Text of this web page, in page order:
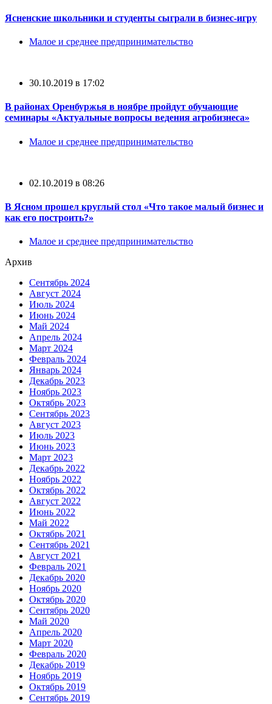
Ясненские школьники и студенты сыграли в бизнес-игру
Малое и среднее предпринимательство
30.10.2019 в 17:02
В районах Оренбуржья в ноябре пройдут обучающие
семинары «Актуальные вопросы ведения агробизнеса»
Малое и среднее предпринимательство
02.10.2019 в 08:26
В Ясном прошел круглый стол «Что такое малый бизнес и
как его построить?»
Малое и среднее предпринимательство
Архив
Сентябрь 2024
Август 2024
Июль 2024
Июнь 2024
Май 2024
Апрель 2024
Март 2024
Февраль 2024
Январь 2024
Декабрь 2023
Ноябрь 2023
Октябрь 2023
Сентябрь 2023
Август 2023
Июль 2023
Июнь 2023
Март 2023
Декабрь 2022
Ноябрь 2022
Октябрь 2022
Август 2022
Июнь 2022
Май 2022
Октябрь 2021
Сентябрь 2021
Август 2021
Февраль 2021
Декабрь 2020
Ноябрь 2020
Октябрь 2020
Сентябрь 2020
Май 2020
Апрель 2020
Март 2020
Февраль 2020
Декабрь 2019
Ноябрь 2019
Октябрь 2019
Сентябрь 2019